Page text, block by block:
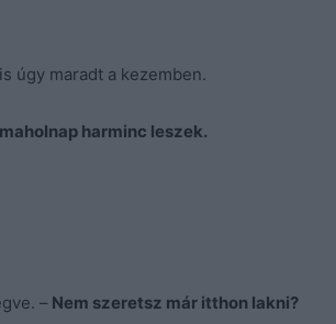
úgy maradt a kezemben.
harminc leszek.
– Nem szeretsz már itthon lakni?